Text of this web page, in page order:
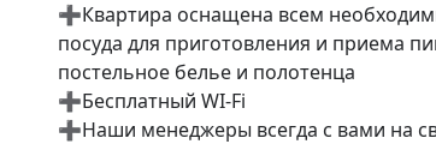
➕Квартира оснащена всем
посуда для приготовления и приема
постельное белье и полотенца
➕Бесплатный WI-Fi
➕Наши менеджеры всегда с вами на